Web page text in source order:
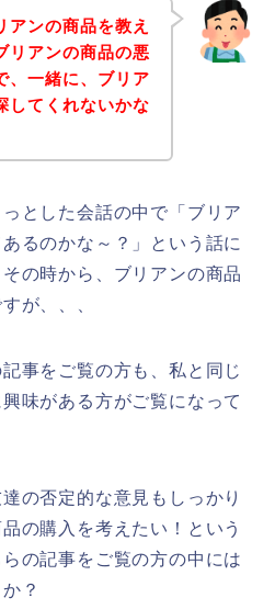
アンの商品を教え
リアンの商品の悪
、一緒に、ブリア
してくれないかな
とした会話の中で「ブリア
るのかな～？」という話に
の時から、ブリアンの商品
が、、、
事をご覧の方も、私と同じ
味がある方がご覧になって
の否定的な意見もしっかり
の購入を考えたい！という
の記事をご覧の方の中には
？